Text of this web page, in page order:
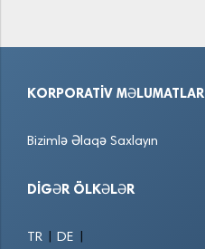
KORPORATIV MƏLUMATLAR
Bizimlə Əlaqə Saxlayın
DIGƏR ÖLKƏLƏR
TR DE